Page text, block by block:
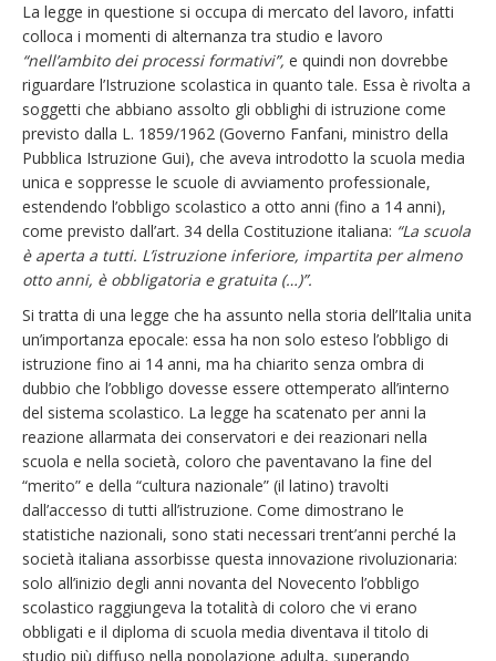
La legge in questione si occupa di mercato del lavoro, infatti
colloca i momenti di alternanza tra studio e lavoro
“nell’ambito dei processi formativi”, e quindi non dovrebbe
riguardare l’Istruzione scolastica in quanto tale. Essa è rivolta a
soggetti che abbiano assolto gli obblighi di istruzione come
previsto dalla L. 1859/1962 (Governo Fanfani, ministro della
Pubblica Istruzione Gui), che aveva introdotto la scuola media
unica e soppresse le scuole di avviamento professionale,
estendendo l’obbligo scolastico a otto anni (fino a 14 anni),
come previsto dall’art. 34 della Costituzione italiana: “La scuola
è aperta a tutti. L’istruzione inferiore, impartita per almeno
otto anni, è obbligatoria e gratuita (…)”.
Si tratta di una legge che ha assunto nella storia dell’Italia unita
un’importanza epocale: essa ha non solo esteso l’obbligo di
istruzione fino ai 14 anni, ma ha chiarito senza ombra di
dubbio che l’obbligo dovesse essere ottemperato all’interno
del sistema scolastico. La legge ha scatenato per anni la
reazione allarmata dei conservatori e dei reazionari nella
scuola e nella società, coloro che paventavano la fine del
“merito” e della “cultura nazionale” (il latino) travolti
dall’accesso di tutti all’istruzione. Come dimostrano le
statistiche nazionali, sono stati necessari trent’anni perché la
società italiana assorbisse questa innovazione rivoluzionaria:
solo all’inizio degli anni novanta del Novecento l’obbligo
scolastico raggiungeva la totalità di coloro che vi erano
obbligati e il diploma di scuola media diventava il titolo di
studio più diffuso nella popolazione adulta, superando